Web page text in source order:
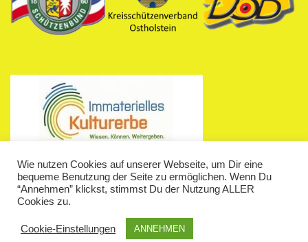
Schützenverein Stockelsdorf © 2026. Alle Rechte vorbehalten.
Wie nutzen Cookies auf unserer Webseite, um Dir eine
bequeme Benutzung der Seite zu ermöglichen. Wenn Du
“Annehmen” klickst, stimmst Du der Nutzung ALLER
Cookies zu.
Cookie-Einstellungen ANNEHMEN